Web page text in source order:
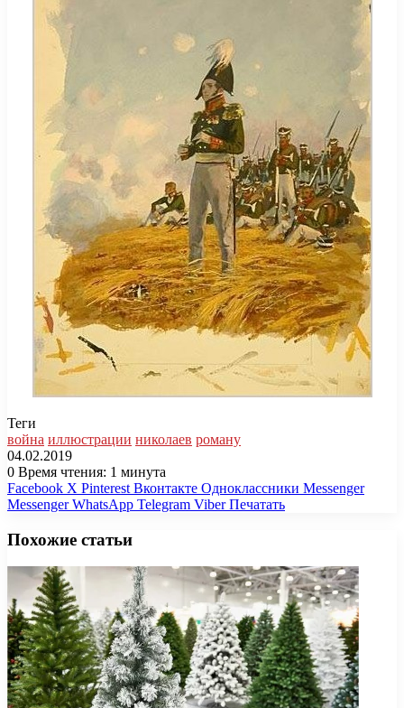
Теги
война иллюстрации николаев роману
04.02.2019
0 Время чтения: 1 минута
Facebook X Pinterest Вконтакте Одноклассники Messenger
Messenger WhatsApp Telegram Viber Печатать
Похожие статьи